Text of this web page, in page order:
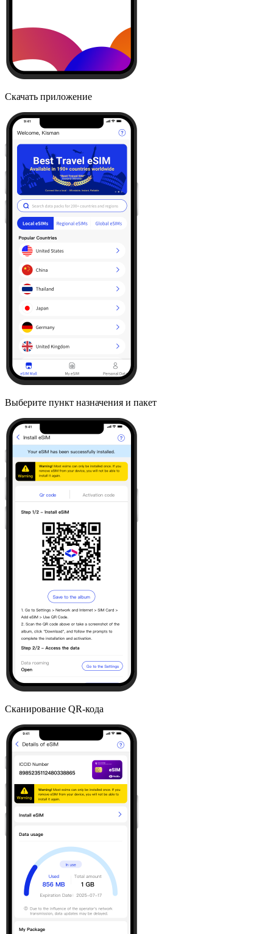
Скачать приложение
Выберите пункт назначения и пакет
Сканирование QR-кода